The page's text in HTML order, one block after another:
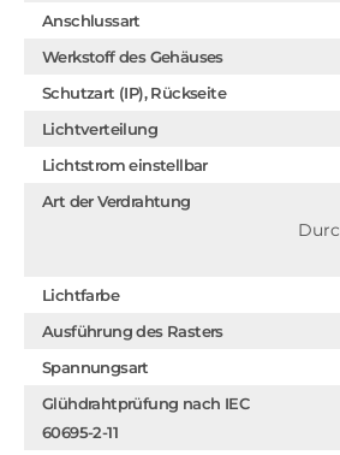
Anschlussart
Werkstoff des Gehäuses
Schutzart (IP), Rückseite
Lichtverteilung
Lichtstrom einstellbar
Art der Verdrahtung
Lichtfarbe
Ausführung des Rasters
Spannungsart
Glühdrahtprüfung nach IEC
60695-2-11